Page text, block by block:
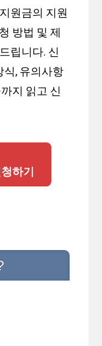
원금의 지원
방법 및 제
립니다. 신
식, 유의사항
지 읽고 신
하기